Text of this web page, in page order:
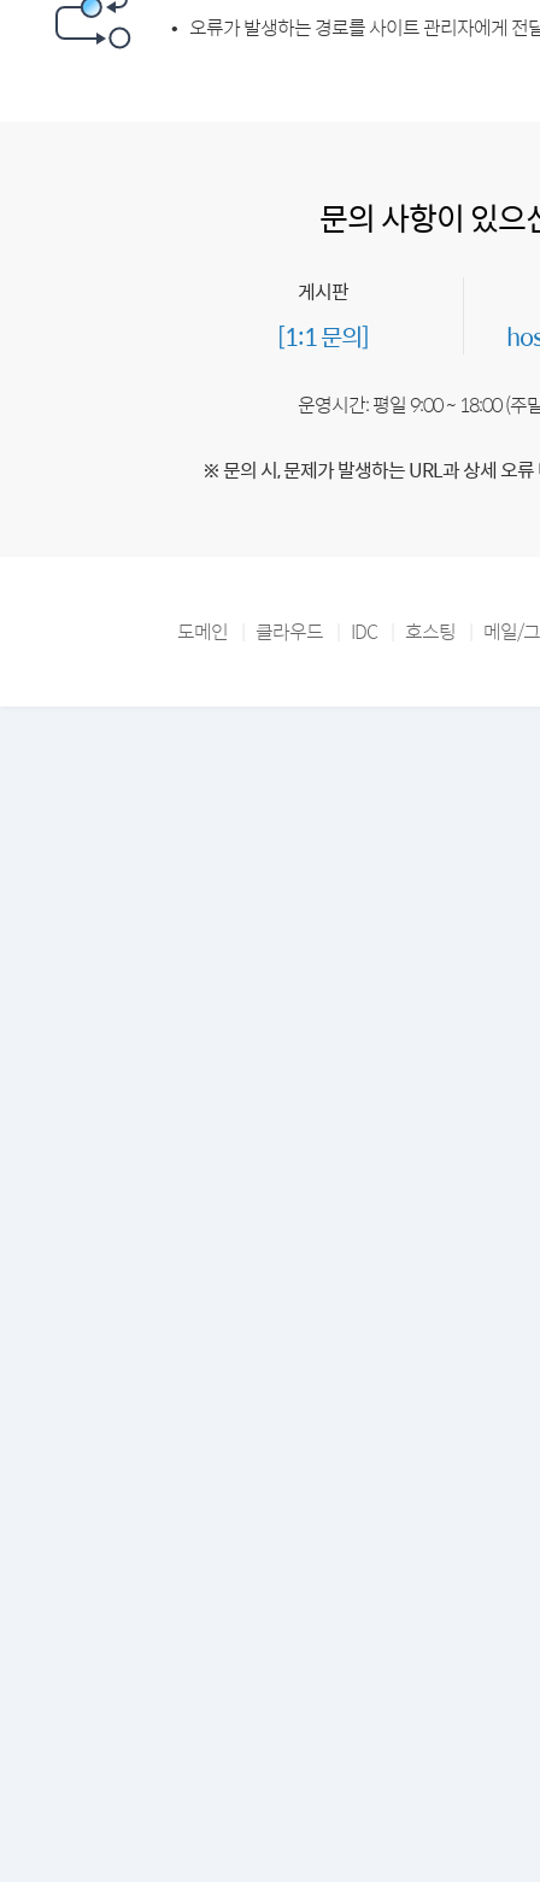
오류가 발생하는 경로를 사이트 관리자에게 전
문의 사항이 있으
게시판
[1:1 문의]
운영시간: 평일 9:00 ~ 18:00 (주
※ 문의 시, 문제가 발생하는 URL과 상세 오
도메인 클라우드 IDC 호스팅 메일/